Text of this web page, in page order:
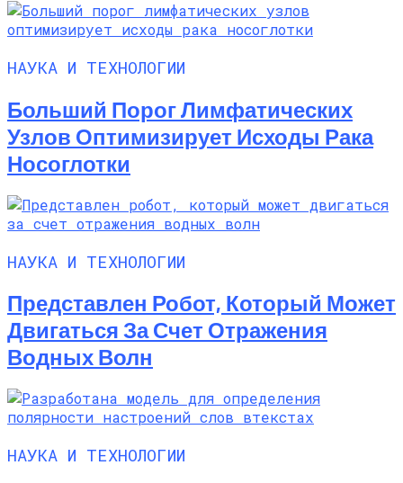
НАУКА И ТЕХНОЛОГИИ
Больший Порог Лимфатических
Узлов Оптимизирует Исходы Рака
Носоглотки
НАУКА И ТЕХНОЛОГИИ
Представлен Робот, Который Может
Двигаться За Счет Отражения
Водных Волн
НАУКА И ТЕХНОЛОГИИ